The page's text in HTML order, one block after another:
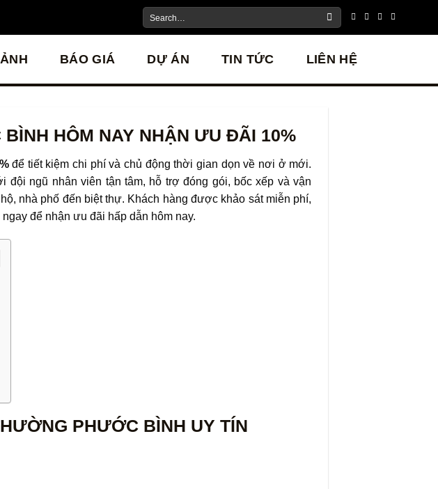
BÁO GIÁ DỰ ÁN TIN TỨC LIÊN HỆ
HÔM NAY NHẬN ƯU ĐÃI 10%
để tiết kiệm chi phí và chủ động thời gian dọn về nơi ở mới.
đội ngũ nhân viên tận tâm, hỗ trợ đóng gói, bốc xếp và vận
nhà phố đến biệt thự. Khách hàng được khảo sát miễn phí,
để nhận ưu đãi hấp dẫn hôm nay.
PHƯỚC BÌNH UY TÍN